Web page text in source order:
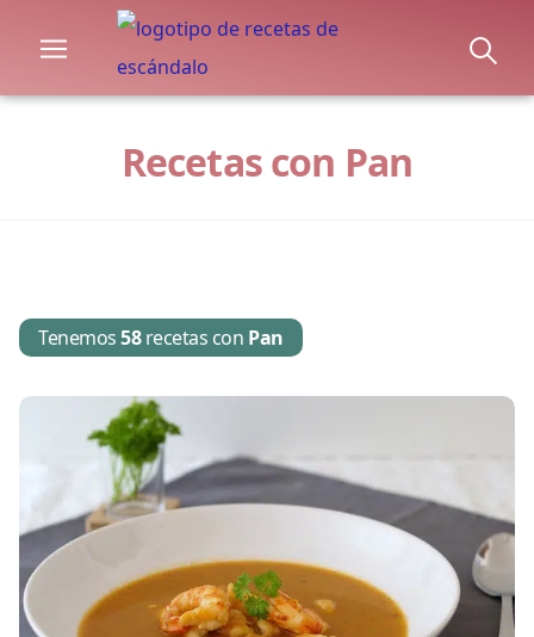
Recetas con Pan
Tenemos58recetas con Pan